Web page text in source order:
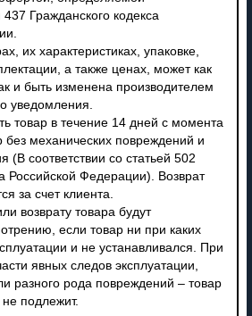
Гражданского кодекса
их характеристиках, упаковке,
а также ценах, может как
и быть изменена производителем
уведомления.
товар в течение 14 дней с момента
без механических повреждений и
(В соответствии со статьей 502
Российской Федерации). Возврат
за счет клиента.
возврату товара будут
если товар ни при каких
и не устанавливался. При
явных следов эксплуатации,
разного рода повреждений – товар
подлежит.